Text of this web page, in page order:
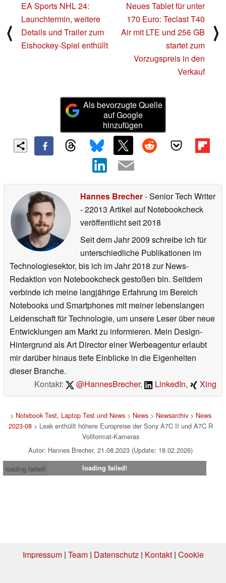
⟨
EA Sports NHL 24:
Launchtermin, weitere
Details und Trailer zum
Eishockey-Spiel enthüllt
Neues Tablet für unter
170 Euro: Teclast T40
Air mit LTE und 256 GB
startet zum
Vorzugspreis in den
Verkauf
⟩
Als bevorzugte Quelle
auf Google
hinzufügen
Hannes Brecher- Senior Tech Writer
- 22013 Artikel auf Notebookcheck
veröffentlichtseit 2018
Seit dem Jahr 2009 schreibe ich für
unterschiedliche Publikationen im
Technologiesektor, bis ich im Jahr 2018 zur News-
Redaktion von Notebookcheck gestoßen bin. Seitdem
verbinde ich meine langjährige Erfahrung im Bereich
Notebooks und Smartphones mit meiner lebenslangen
Leidenschaft für Technologie, um unsere Leser über neue
Entwicklungen am Markt zu informieren. Mein Design-
Hintergrund als Art Director einer Werbeagentur erlaubt
mir darüber hinaus tiefe Einblicke in die Eigenheiten
dieser Branche.
Kontakt:
@HannesBrecher, LinkedIn, Xing
> Notebook Test, Laptop Test und News> News> Newsarchiv> News
2023-08> Leak enthüllt höhere Europreise der Sony A7C II und A7C R
Vollformat-Kameras
Autor: Hannes Brecher, 21.08.2023 (Update: 18.02.2026)
loading failed!
loading failed!
Impressum| Team| Datenschutz| Kontakt| Cookie